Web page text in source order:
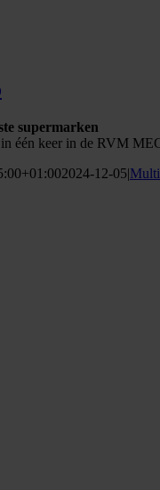
supermarken
één keer in de RVM
2024-12-05|